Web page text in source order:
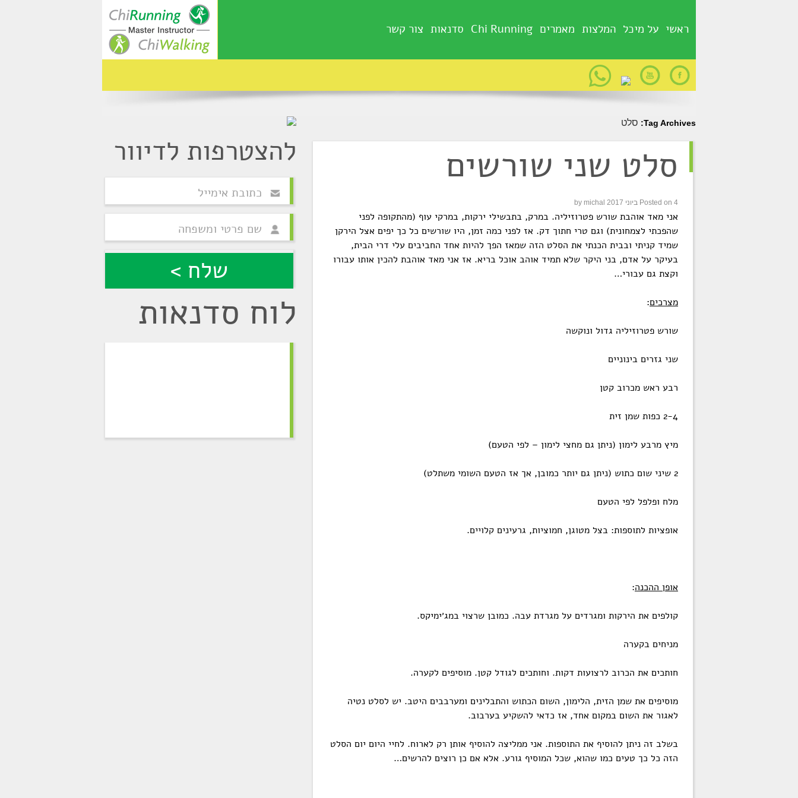
ראשי על מיכל המלצות מאמרים Chi Running סדנאות צור קשר
Tag Archives: סלט
סלט שני שורשים
Posted on 4 ביוני 2017 by michal
אני מאד אוהבת שורש פטרוזיליה. במרק, בתבשילי ירקות, במרקי עוף (מהתקופה לפני
שהפכתי לצמחונית) וגם טרי חתוך דק. אז לפני כמה זמן, היו שורשים כל כך יפים אצל הירקן
שמיד קניתי ובבית הכנתי את הסלט הזה שמאז הפך להיות אחד החביבים עלי דרי הבית,
בעיקר על אדם, בני היקר שלא תמיד אוהב אוכל בריא. אז אני מאד אוהבת להכין אותו עבורו
וקצת גם עבורי…
מצרכים:
שורש פטרוזיליה גדול ונוקשה
שני גזרים בינוניים
רבע ראש מכרוב קטן
2-4 כפות שמן זית
מיץ מרבע לימון (ניתן גם מחצי לימון – לפי הטעם)
2 שיני שום כתוש (ניתן גם יותר כמובן, אך אז הטעם השומי משתלט)
מלח ופלפל לפי הטעם
אופציות לתוספות: בצל מטוגן, חמוציות, גרעינים קלויים.
אופן ההכנה:
קולפים את הירקות ומגרדים על מגרדת עבה. כמובן שרצוי במג׳ימיקס.
מניחים בקערה
חותכים את הכרוב לרצועות דקות. וחותכים לגודל קטן. מוסיפים לקערה.
מוסיפים את שמן הזית, הלימון, השום הכתוש והתבלינים ומערבבים היטב. יש לסלט נטיה
לאגור את השום במקום אחד, אז כדאי להשקיע בערבוב.
בשלב זה ניתן להוסיף את התוספות. אני ממליצה להוסיף אותן רק לארוח. לחיי היום יום הסלט
הזה כל כך טעים כמו שהוא, שכל המוסיף גורע. אלא אם כן רוצים להרשים…
להצטרפות לדיוור
לוח סדנאות